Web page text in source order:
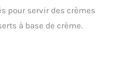
pour servir des crèmes
à base de crème.